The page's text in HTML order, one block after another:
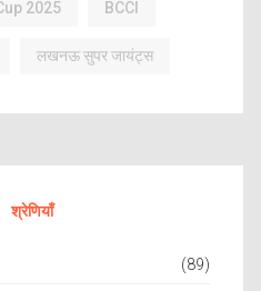
2025 BCCI
लखनऊ सुपर जायंट्स
श्रेणियाँ
(89)